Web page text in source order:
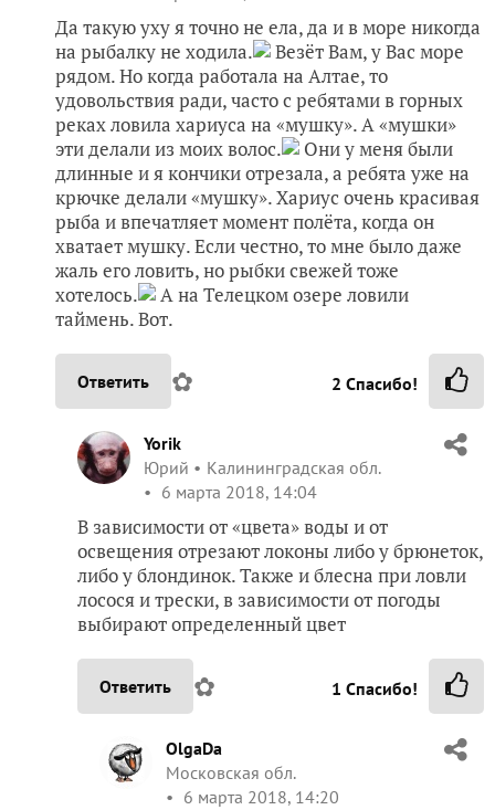
Да такую уху я точно не ела, да и в море никогда
на рыбалку не ходила.
Везёт Вам, у Вас море
рядом. Но когда работала на Алтае, то
удовольствия ради, часто с ребятами в горных
реках ловила хариуса на «мушку». А «мушки»
эти делали из моих волос.
Они у меня были
длинные и я кончики отрезала, а ребята уже на
крючке делали «мушку». Хариус очень красивая
рыба и впечатляет момент полёта, когда он
хватает мушку. Если честно, то мне было даже
жаль его ловить, но рыбки свежей тоже
хотелось.
А на Телецком озере ловили
таймень. Вот.
Ответить ✿ 2 Спасибо!
Yorik
Юрий
Калининградская обл.
6 марта 2018, 14:04
В зависимости от «цвета» воды и от
освещения отрезают локоны либо у брюнеток,
либо у блондинок. Также и блесна при ловли
лосося и трески, в зависимости от погоды
выбирают определенный цвет
Ответить ✿ 1 Спасибо!
OlgaDa
Московская обл.
6 марта 2018, 14:20